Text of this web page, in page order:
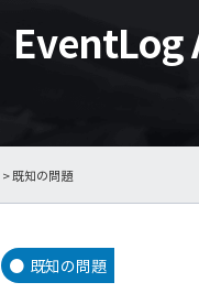
EventLog
> 既知の問題
既知の問題